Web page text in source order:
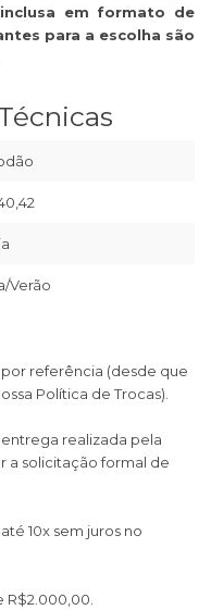
em formato de
para a escolha são
Verão
referência (desde que
Política de Trocas).
realizada pela
a solicitação formal de
10x sem juros no
R$2.000,00.